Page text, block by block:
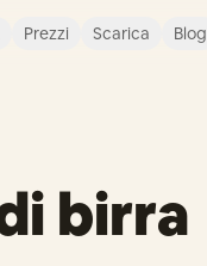
Prezzi Scarica Blog
birra